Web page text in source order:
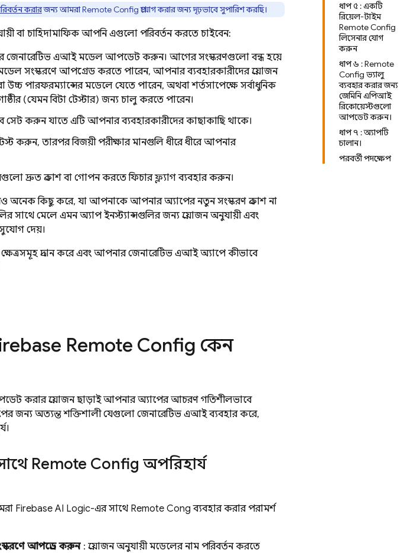
ধাপ ৫ : একটি
রিয়েল-টাইম
Remote Config
লিসেনার যোগ
করুন
ধাপ ৬ : Remote
Config ভ্যালু
ব্যবহার করার জন্য
জেমিনি এপিআই
রিকোয়েস্টগুলো
আপডেট করুন।
ধাপ ৭ : অ্যাপটি
চালান।
পরবর্তী পদক্ষেপ
করারজন্য আমরাRemote Configপ্রয়োগ করার জন্য দৃঢ়ভাবে সুপারিশ করছি।
বা চাহিদামাফিক আপনি এগুলো পরিবর্তন করতে চাইবেন:
জেনারেটিভ এআই মডেল আপডেট করুন। আগের সংস্করণগুলো বন্ধ হয়ে
সংস্করণে আপগ্রেড করতে পারেন, আপনার ব্যবহারকারীদের প্রয়োজন
উচ্চ পারফরম্যান্সের মডেলে যেতে পারেন, অথবা শর্তসাপেক্ষে সর্বাধুনিক
(যেমন বিটা টেস্টার) জন্য চালু করতে পারেন।
সেট করুন যাতে এটি আপনার ব্যবহারকারীদের কাছাকাছি থাকে।
টেস্ট করুন, তারপর বিজয়ী পরীক্ষার মানগুলি ধীরে ধীরে আপনার
দ্রুত প্রকাশ বা গোপন করতে ফিচার ফ্ল্যাগ ব্যবহার করুন।
কিছু করে, যা আপনাকে আপনার অ্যাপের নতুন সংস্করণ প্রকাশ না
সাথে মেলে এমন অ্যাপ ইনস্ট্যান্সগুলির জন্য প্রয়োজন অনুযায়ী এবং
দেয়।
ক্ষেত্রসমূহ প্রদান করে এবং আপনার জেনারেটিভ এআই অ্যাপে কীভাবে
Remote Config কেন
করার প্রয়োজন ছাড়াই আপনার অ্যাপের আচরণ গতিশীলভাবে
জন্য অত্যন্ত শক্তিশালী যেগুলো জেনারেটিভ এআই ব্যবহার করে,
Remote Config অপরিহার্য
Firebase AI Logic-এরসাথে Remote Config ব্যবহার করার পরামর্শ
আপগ্রেড করুন: প্রয়োজন অনুযায়ী মডেলের নাম পরিবর্তন করতে